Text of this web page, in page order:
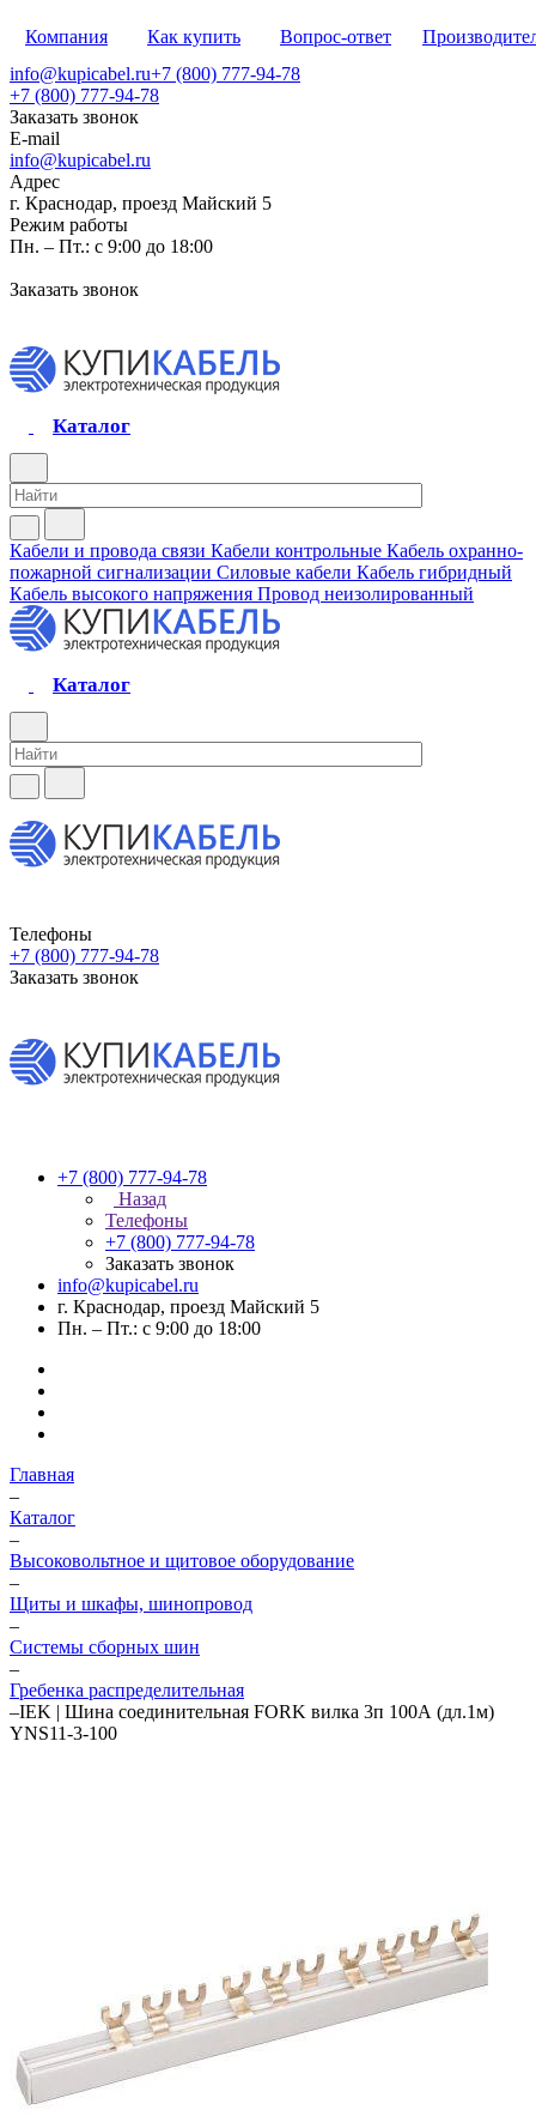
Компания Как купить Вопрос-ответ
info@kupicabel.ru+7 (800) 777-94-78
+7 (800) 777-94-78
Заказать звонок
E-mail
info@kupicabel.ru
Адрес
г. Краснодар, проезд Майский 5
Режим работы
Пн. – Пт.: с 9:00 до 18:00
Заказать звонок
Каталог
Кабели и провода связи Кабели контрольные Кабель охранно-
пожарной сигнализации Силовые кабели Кабель гибридный
Кабель высокого напряжения Провод неизолированный
Каталог
Телефоны
+7 (800) 777-94-78
Заказать звонок
+7 (800) 777-94-78
Назад
Телефоны
+7 (800) 777-94-78
Заказать звонок
info@kupicabel.ru
г. Краснодар, проезд Майский 5
Пн. – Пт.: с 9:00 до 18:00
Главная
–
Каталог
–
Высоковольтное и щитовое оборудование
–
Щиты и шкафы, шинопровод
–
Системы сборных шин
–
Гребенка распределительная
–IEK | Шина соединительная FORK вилка 3п 100А (дл.1м)
YNS11-3-100